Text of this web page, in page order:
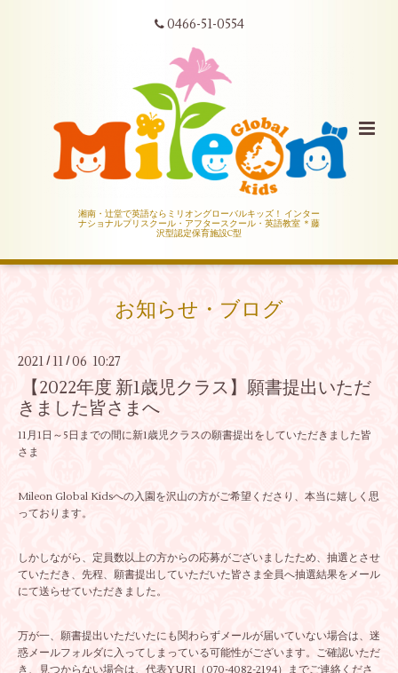
0466-51-0554
湘南・辻堂で英語ならミリオングローバルキッズ！ インター
ナショナルプリスクール・アフタースクール・英語教室 ＊藤
沢型認定保育施設C型
お知らせ・ブログ
2021 / 11 /06 10:27
【2022年度 新1歳児クラス】願書提出いただ
きました皆さまへ
11月1日～5日までの間に新1歳児クラスの願書提出をしていただきました皆
さま
Mileon Global Kidsへの入園を沢山の方がご希望くださり、本当に嬉しく思
っております。
しかしながら、定員数以上の方からの応募がございましたため、抽選とさせ
ていただき、先程、願書提出していただいた皆さま全員へ抽選結果をメール
にて送らせていただきました。
万が一、願書提出いただいたにも関わらずメールが届いていない場合は、迷
惑メールフォルダに入ってしまっている可能性がございます。ご確認いただ
き、見つからない場合は、代表YURI（070-4082-2194）までご連絡くださ